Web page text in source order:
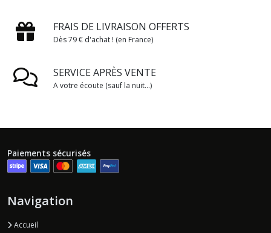
FRAIS DE LIVRAISON OFFERTS
Dès 79 € d'achat ! (en France)
SERVICE APRÈS VENTE
A votre écoute (sauf la nuit...)
Paiements sécurisés
Navigation
Accueil